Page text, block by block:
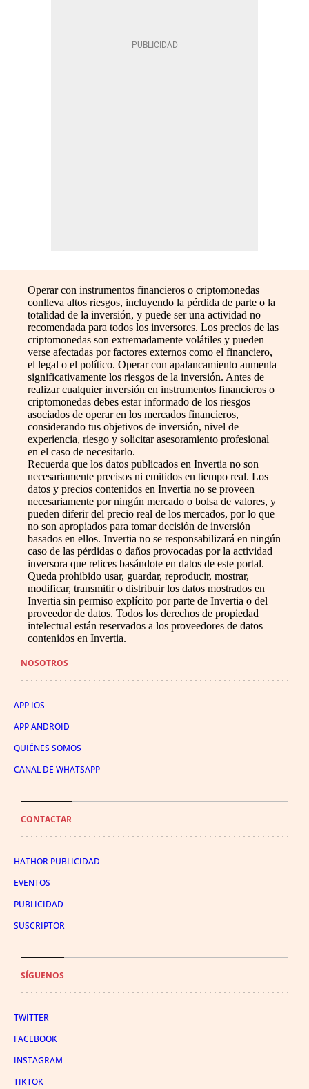
Operar con instrumentos financieros o criptomonedas
conlleva altos riesgos, incluyendo la pérdida de parte o la
totalidad de la inversión, y puede ser una actividad no
recomendada para todos los inversores. Los precios de las
criptomonedas son extremadamente volátiles y pueden
verse afectadas por factores externos como el financiero,
el legal o el político. Operar con apalancamiento aumenta
significativamente los riesgos de la inversión. Antes de
realizar cualquier inversión en instrumentos financieros o
criptomonedas debes estar informado de los riesgos
asociados de operar en los mercados financieros,
considerando tus objetivos de inversión, nivel de
experiencia, riesgo y solicitar asesoramiento profesional
en el caso de necesitarlo.
Recuerda que los datos publicados en Invertia no son
necesariamente precisos ni emitidos en tiempo real. Los
datos y precios contenidos en Invertia no se proveen
necesariamente por ningún mercado o bolsa de valores, y
pueden diferir del precio real de los mercados, por lo que
no son apropiados para tomar decisión de inversión
basados en ellos. Invertia no se responsabilizará en ningún
caso de las pérdidas o daños provocadas por la actividad
inversora que relices basándote en datos de este portal.
Queda prohibido usar, guardar, reproducir, mostrar,
modificar, transmitir o distribuir los datos mostrados en
Invertia sin permiso explícito por parte de Invertia o del
proveedor de datos. Todos los derechos de propiedad
intelectual están reservados a los proveedores de datos
contenidos en Invertia.
NOSOTROS
APP IOS
APP ANDROID
QUIÉNES SOMOS
CANAL DE WHATSAPP
CONTACTAR
HATHOR PUBLICIDAD
EVENTOS
PUBLICIDAD
SUSCRIPTOR
SÍGUENOS
TWITTER
FACEBOOK
INSTAGRAM
TIKTOK